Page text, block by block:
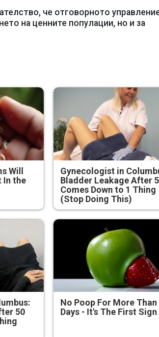
че отговорното
на ценните популации, но и за
Will
In the
Gynecologist in
Bladder Leakage After
Comes Down to 1 Thing
(Stop Doing This)
50
No Poop For More Than
Days - It's The First